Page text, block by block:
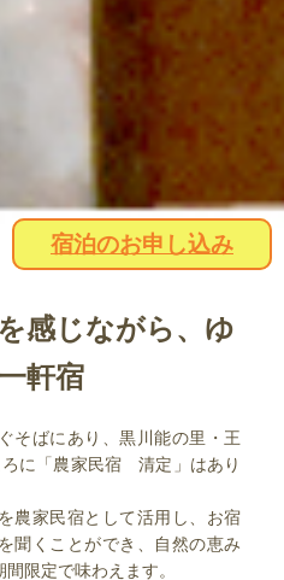
宿泊のお申し込み
感じながら、ゆ
軒宿
そばにあり、黒川能の里・王
に「農家民宿 清定」はあり
農家民宿として活用し、お宿
聞くことができ、自然の恵み
限定で味わえます。